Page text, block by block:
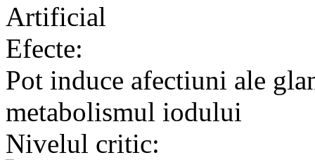
Artificial
Efecte:
Pot induce afectiuni ale
metabolismul iodului
Nivelul critic: